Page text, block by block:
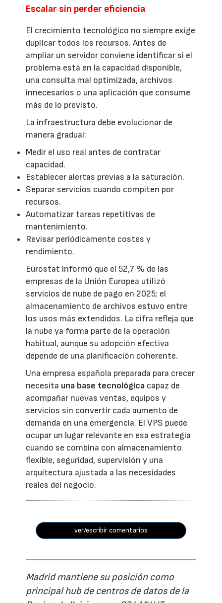
Escalar sin perder eficiencia
El crecimiento tecnológico no siempre exige
duplicar todos los recursos. Antes de
ampliar un servidor conviene identificar si el
problema está en la capacidad disponible,
una consulta mal optimizada, archivos
innecesarios o una aplicación que consume
más de lo previsto.
La infraestructura debe evolucionar de
manera gradual:
Medir el uso real antes de contratar
capacidad.
Establecer alertas previas a la saturación.
Separar servicios cuando compiten por
recursos.
Automatizar tareas repetitivas de
mantenimiento.
Revisar periódicamente costes y
rendimiento.
Eurostat informó que el 52,7 % de las
empresas de la Unión Europea utilizó
servicios de nube de pago en 2025; el
almacenamiento de archivos estuvo entre
los usos más extendidos. La cifra refleja que
la nube ya forma parte de la operación
habitual, aunque su adopción efectiva
depende de una planificación coherente.
Una empresa española preparada para crecer
necesita una base tecnológica capaz de
acompañar nuevas ventas, equipos y
servicios sin convertir cada aumento de
demanda en una emergencia. El VPS puede
ocupar un lugar relevante en esa estrategia
cuando se combina con almacenamiento
flexible, seguridad, supervisión y una
arquitectura ajustada a las necesidades
reales del negocio.
ver/escribir comentarios
Madrid mantiene su posición como
principal hub de centros de datos de la